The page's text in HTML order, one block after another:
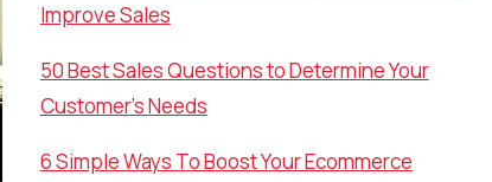
Improve Sales
50 Best Sales Questions to Determine Your
Customer’s Needs
6 Simple Ways To Boost Your Ecommerce